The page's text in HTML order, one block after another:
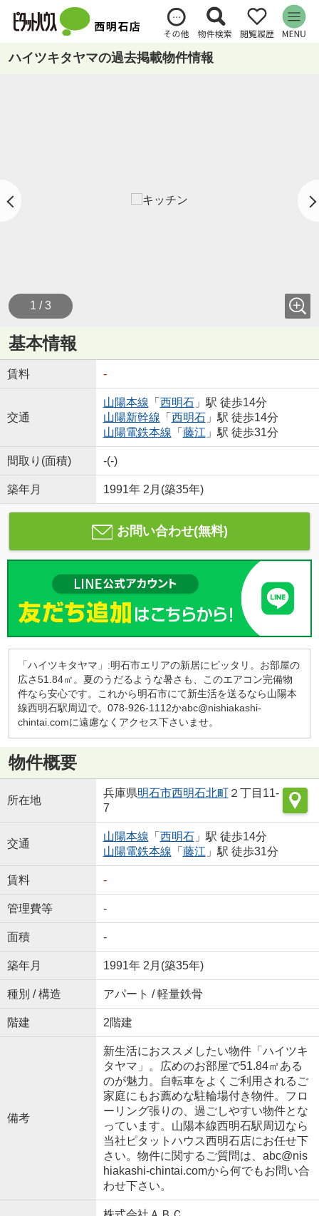
ハイツキタヤマの過去掲載物件情報
1 / 3
基本情報
賃料 -
交通
山陽本線 「 西明石」駅 徒歩14分
山陽新幹線 「 西明石」駅 徒歩14分
山陽電鉄本線 「 藤江 」駅 徒歩31分
間取り(面積) -(-)
築年月 1991年 2月(築35年)
お問い合わせ(無料)
「ハイツキタヤマ」:明石市エリアの新居にピッタリ。お部屋の
広さ51.84㎡。夏のうだるような暑さも、このエアコン完備物
件なら安心です。これから明石市にて新生活を送るなら山陽本
線西明石駅周辺で。078-926-1112かabc@nishiakashi-
chintai.comに遠慮なくアクセス下さいませ。
物件概要
所在地
兵庫県明石市西明石北町２丁目11-
7
交通
山陽本線 「 西明石」駅 徒歩14分
山陽電鉄本線 「 藤江 」駅 徒歩31分
賃料 -
管理費等 -
面積 -
築年月 1991年 2月(築35年)
種別 / 構造 アパート / 軽量鉄骨
階建 2階建
備考
新生活におススメしたい物件「ハイツキ
タヤマ」。広めのお部屋で51.84㎡ある
のが魅力。自転車をよくご利用されるご
家庭にもお薦めな駐輪場付き物件。フロ
ーリング張りの、過ごしやすい物件とな
っています。山陽本線西明石駅周辺なら
当社ピタットハウス西明石店にお任せ下
さい。物件に関するご質問は、abc@nis
hiakashi-chintai.comから何でもお問い合
わせ下さい。